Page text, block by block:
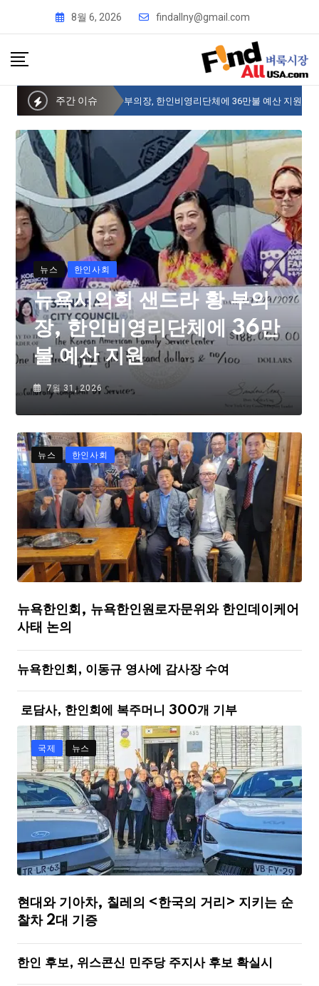
8월 6, 2026 findallny@gmail.com
주간 이슈
뉴욕시의회 샌드라 황 부의장, 한인비영리단체에 36만불 예산 지원
뉴스 한인사회
뉴욕시의회 샌드라 황 부의
장, 한인비영리단체에 36만
불 예산 지원
7월 31, 2026
뉴스 한인사회
뉴욕한인회, 뉴욕한인원로자문위와 한인데이케어
사태 논의
뉴욕한인회, 이동규 영사에 감사장 수여
로담사, 한인회에 복주머니 300개 기부
국제 뉴스
현대와 기아차, 칠레의 <한국의 거리> 지키는 순
찰차 2대 기증
한인 후보, 위스콘신 민주당 주지사 후보 확실시